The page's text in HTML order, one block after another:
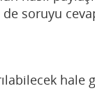
de soruyu
hale